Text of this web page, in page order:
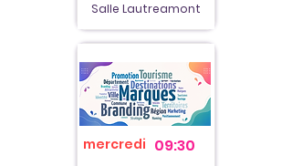
Salle Lautreamont
mercredi 09:30